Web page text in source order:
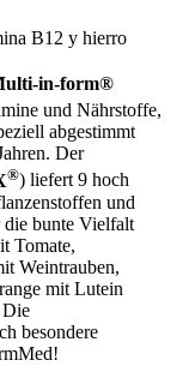
B12 y hierro
in-form®
und Nährstoffe,
abgestimmt
Der
®) liefert 9 hoch
und
die bunte Vielfalt
Tomate,
Weintrauben,
mit Lutein
Die
besondere